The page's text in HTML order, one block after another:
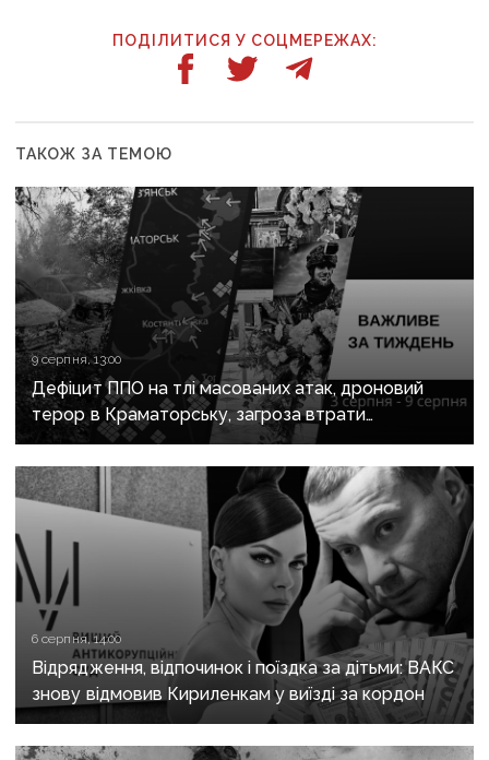
ПОДІЛИТИСЯ У СОЦМЕРЕЖАХ:
ТАКОЖ ЗА ТЕМОЮ
9 серпня, 13:00
Дефіцит ППО на тлі масованих атак, дроновий
терор в Краматорську, загроза втрати
Костянтинівки та прощання з Олексієм Юковим:
важливе за тиждень
6 серпня, 14:00
Відрядження, відпочинок і поїздка за дітьми: ВАКС
знову відмовив Кириленкам у виїзді за кордон